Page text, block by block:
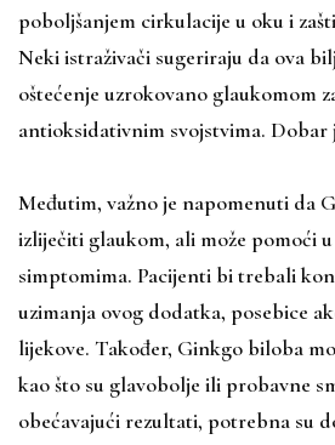
poboljšanjem cirkulacije u oku i
Neki istraživači sugeriraju da ova
oštećenje uzrokovano glaukomom
antioksidativnim svojstvima. Dobar
Međutim, važno je napomenuti da
izliječiti glaukom, ali može pomoći
simptomima. Pacijenti bi trebali
uzimanja ovog dodatka, posebice
lijekove. Također, Ginkgo biloba
kao što su glavobolje ili probavne
obećavajući rezultati, potrebna su